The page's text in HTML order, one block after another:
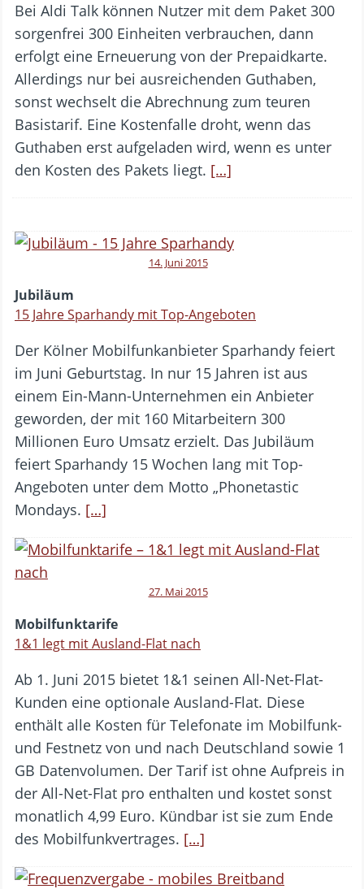
Bei Aldi Talk können Nutzer mit dem Paket 300
sorgenfrei 300 Einheiten verbrauchen, dann
erfolgt eine Erneuerung von der Prepaidkarte.
Allerdings nur bei ausreichenden Guthaben,
sonst wechselt die Abrechnung zum teuren
Basistarif. Eine Kostenfalle droht, wenn das
Guthaben erst aufgeladen wird, wenn es unter
den Kosten des Pakets liegt. […]
14. Juni 2015
Jubiläum
15 Jahre Sparhandy mit Top-Angeboten
Der Kölner Mobilfunkanbieter Sparhandy feiert
im Juni Geburtstag. In nur 15 Jahren ist aus
einem Ein-Mann-Unternehmen ein Anbieter
geworden, der mit 160 Mitarbeitern 300
Millionen Euro Umsatz erzielt. Das Jubiläum
feiert Sparhandy 15 Wochen lang mit Top-
Angeboten unter dem Motto „Phonetastic
Mondays. […]
27. Mai 2015
Mobilfunktarife
1&1 legt mit Ausland-Flat nach
Ab 1. Juni 2015 bietet 1&1 seinen All-Net-Flat-
Kunden eine optionale Ausland-Flat. Diese
enthält alle Kosten für Telefonate im Mobilfunk-
und Festnetz von und nach Deutschland sowie 1
GB Datenvolumen. Der Tarif ist ohne Aufpreis in
der All-Net-Flat pro enthalten und kostet sonst
monatlich 4,99 Euro. Kündbar ist sie zum Ende
des Mobilfunkvertrages. […]